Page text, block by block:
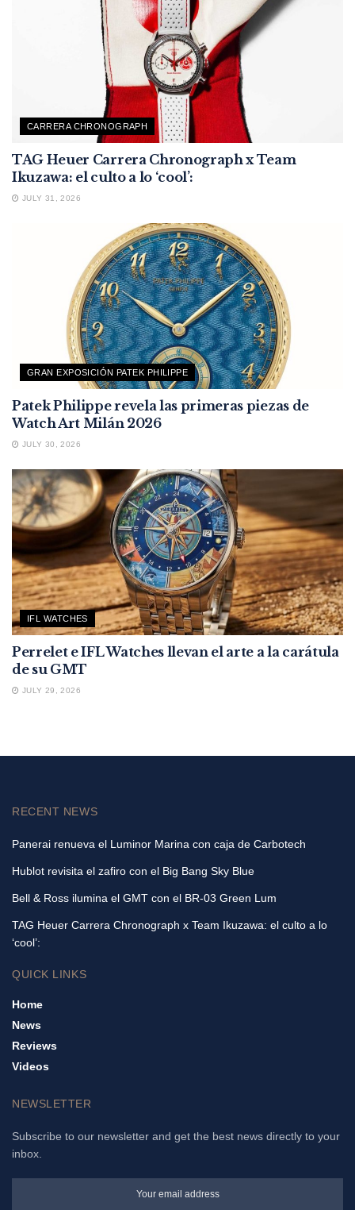
CARRERA CHRONOGRAPH
TAG Heuer Carrera Chronograph x Team
Ikuzawa: el culto a lo ‘cool’:
JULY 31, 2026
GRAN EXPOSICIÓN PATEK PHILIPPE
Patek Philippe revela las primeras piezas de
Watch Art Milán 2026
JULY 30, 2026
IFL WATCHES
Perrelet e IFL Watches llevan el arte a la carátula
de su GMT
JULY 29, 2026
RECENT NEWS
Panerai renueva el Luminor Marina con caja de Carbotech
Hublot revisita el zafiro con el Big Bang Sky Blue
Bell & Ross ilumina el GMT con el BR-03 Green Lum
TAG Heuer Carrera Chronograph x Team Ikuzawa: el culto a lo
‘cool’:
QUICK LINKS
Home
News
Reviews
Videos
NEWSLETTER
Subscribe to our newsletter and get the best news directly to your
inbox.